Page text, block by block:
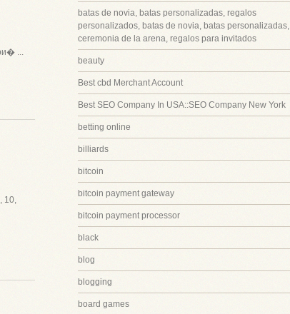
...
10,
batas de novia, batas personalizadas, regalos
personalizados, batas de novia, batas personalizadas,
ceremonia de la arena, regalos para invitados
beauty
Best cbd Merchant Account
Best SEO Company In USA::SEO Company New York
betting online
billiards
bitcoin
bitcoin payment gateway
bitcoin payment processor
black
blog
blogging
board games